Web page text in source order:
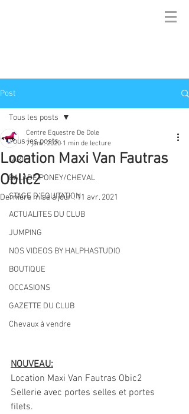
Post
Tous les posts
TARIF
BALADE PONEY/CHEVAL
STAGE D'EQUITATION
ACTUALITES DU CLUB
JUMPING
NOS VIDEOS BY HALPHASTUDIO
BOUTIQUE
OCCASIONS
GAZETTE DU CLUB
Chevaux à vendre
Tous les posts
Location Maxi Van Fautras
Oblic2
Centre Equestre De Dole
7 janv. 2020 1 min de lecture
Dernière mise à jour :11 avr. 2021
NOUVEAU:
Location Maxi Van Fautras Obic2
Sellerie avec portes selles et portes
filets.